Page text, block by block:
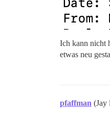
Ich kann nicht
etwas neu
pfaffman (Jay